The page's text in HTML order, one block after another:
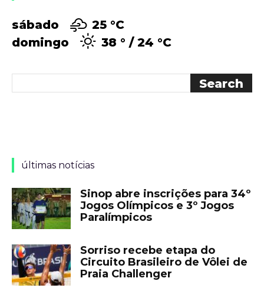
sábado 25 °C
domingo
38 ° 24 °C
últimas notícias
Sinop abre inscrições para 34º
Jogos Olímpicos e 3º Jogos
Paralímpicos
Sorriso recebe etapa do
Circuito Brasileiro de Vôlei de
Praia Challenger